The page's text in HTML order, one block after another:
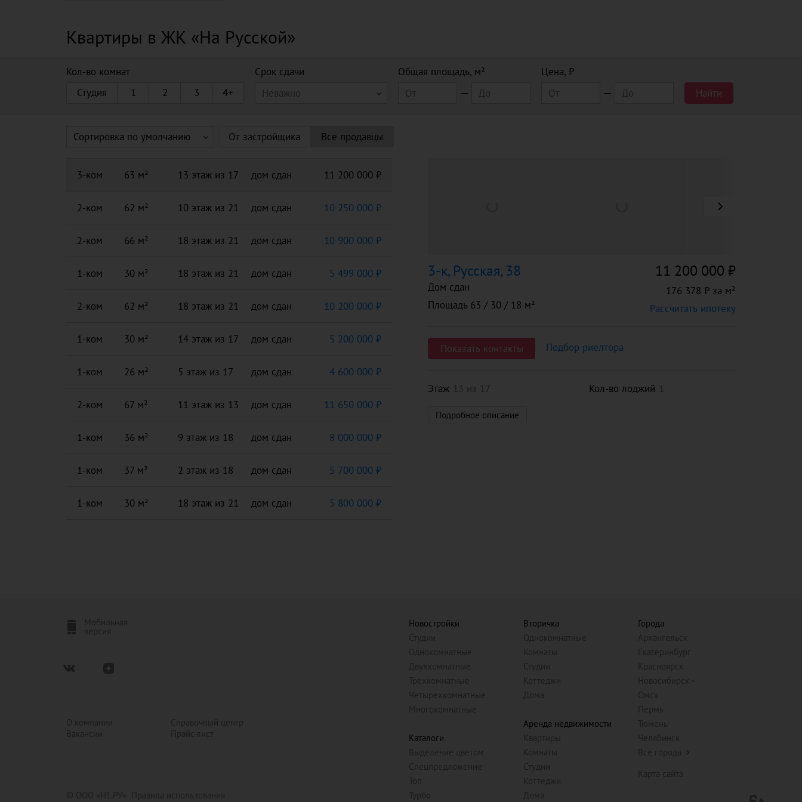
Квартиры в ЖК «На Русской»
Кол-во комнат
Студия
1 2 3 4+
Срок сдачи
Неважно
Общая площадь, м²
Цена, ₽
Найти
Сортировка по умолчанию От застройщика Все продавцы
3-ком 63 м² 13 этаж из 17 дом сдан 11 200 000 ₽
2-ком 62 м² 10 этаж из 21 дом сдан 10 250 000 ₽
2-ком 66 м² 18 этаж из 21 дом сдан 10 900 000 ₽
1-ком 30 м² 18 этаж из 21 дом сдан 5 499 000 ₽
2-ком 62 м² 18 этаж из 21 дом сдан 10 200 000 ₽
1-ком 30 м² 14 этаж из 17 дом сдан 5 200 000 ₽
1-ком 26 м² 5 этаж из 17 дом сдан 4 600 000 ₽
2-ком 67 м² 11 этаж из 13 дом сдан 11 650 000 ₽
1-ком 36 м² 9 этаж из 18 дом сдан 8 000 000 ₽
1-ком 37 м² 2 этаж из 18 дом сдан 5 700 000 ₽
1-ком 30 м² 18 этаж из 21 дом сдан 5 800 000 ₽
3-к, Русская, 38
Дом сдан
Площадь 63 / 30 / 18 м²
11 200 000 ₽
176 378 ₽ за м²
Рассчитать ипотеку
Показать контакты Подбор риелтора
Этаж 13 из 17 Кол-во лоджий 1
Подробное описание
Новостройки
Каталоги
Вторичка
Аренда недвижимости
Города